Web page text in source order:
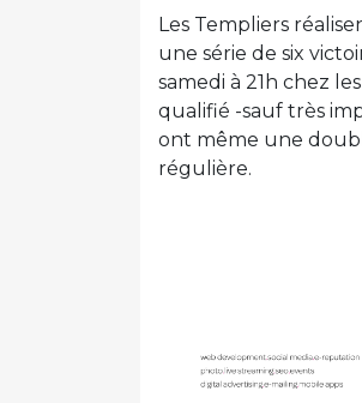
Les Templiers
une série de six
samedi à 21h chez
qualifié -sauf très
ont même une
régulière.